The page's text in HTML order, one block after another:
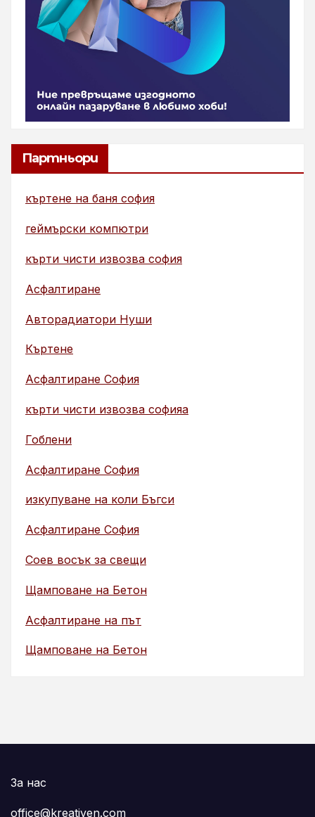
Партньори
къртене на баня софия
геймърски компютри
кърти чисти извозва софия
Асфалтиране
Авторадиатори Нуши
Къртене
Асфалтиране София
кърти чисти извозва софияа
Гоблени
Асфалтиране София
изкупуване на коли Бъгси
Асфалтиране София
Соев восък за свещи
Щамповане на Бетон
Асфалтиране на път
Щамповане на Бетон
За нас
office@kreativen.com